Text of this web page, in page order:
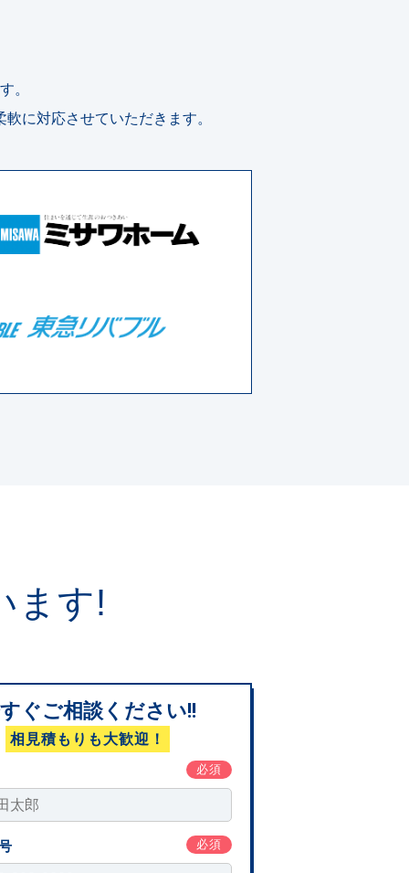
。
に対応させていただきます。
ます!
ぐご相談ください!!
相見積もりも大歓迎！
必須
必須